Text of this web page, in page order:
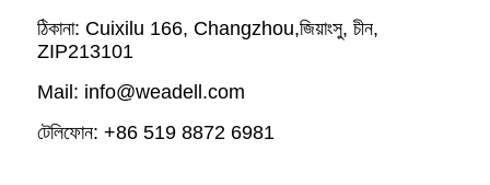
ঠিকানা: Cuixilu 166, Changzhou,জিয়াংসু, চীন,
ZIP213101
Mail: info@weadell.com
টেলিফোন: +86 519 8872 6981